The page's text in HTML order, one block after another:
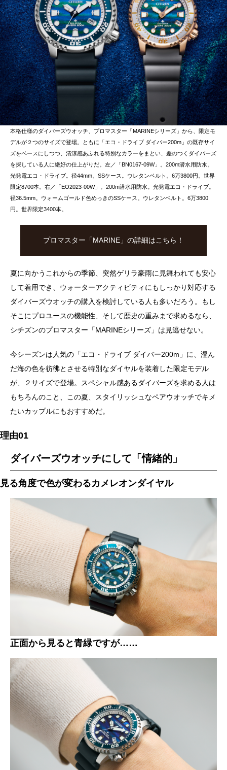
本格仕様のダイバーズウオッチ、プロマスター「MARINEシリーズ」から、限定モ
デルが２つのサイズで登場。ともに「エコ・ドライブ ダイバー200m」の既存サイ
ズをベースにしつつ、清涼感あふれる特別なカラーをまとい、差のつくダイバーズ
を探している人に絶好の仕上がりだ。左／「BN0167-09W」。200m潜水用防水。
光発電エコ・ドライブ。径44mm。SSケース。ウレタンベルト。6万3800円。世界
限定8700本。右／「EO2023-00W」。200m潜水用防水。光発電エコ・ドライブ。
径36.5mm。ウォームゴールド色めっきのSSケース。ウレタンベルト。6万3800
円。世界限定3400本。
プロマスター「MARINE」の詳細はこちら！
夏に向かうこれからの季節、突然ゲリラ豪雨に見舞われても安心
して着用でき、ウォーターアクティビティにもしっかり対応する
ダイバーズウオッチの購入を検討している人も多いだろう。もし
そこにプロユースの機能性、そして歴史の重みまで求めるなら、
シチズンのプロマスター「MARINEシリーズ」は見逃せない。
今シーズンは人気の「エコ・ドライブ ダイバー200m」に、澄ん
だ海の色を彷彿とさせる特別なダイヤルを装着した限定モデル
が、２サイズで登場。スペシャル感あるダイバーズを求める人は
もちろんのこと、この夏、スタイリッシュなペアウオッチでキメ
たいカップルにもおすすめだ。
理由01
ダイバーズウオッチにして「情緒的」
見る角度で色が変わるカメレオンダイヤル
正面から見ると青緑ですが……